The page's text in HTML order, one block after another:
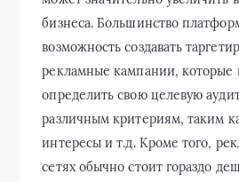
бизнеса. Большинство
возможность создавать
рекламные кампании, которые
определить свою целевую
различным критериям, таким
интересы и т.д. Кроме того,
сетях обычно стоит гораздо